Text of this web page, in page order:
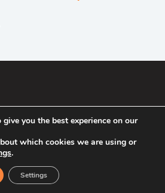
Confidentialité
you the best experience on our
which cookies we are using or
.
Settings